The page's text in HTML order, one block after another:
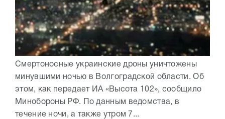
Смертоносные украинские дроны уничтожены
минувшими ночью в Волгоградской области. Об
этом, как передает ИА «Высота 102», сообщило
Минобороны РФ. По данным ведомства, в
течение ночи, а также утром 7...